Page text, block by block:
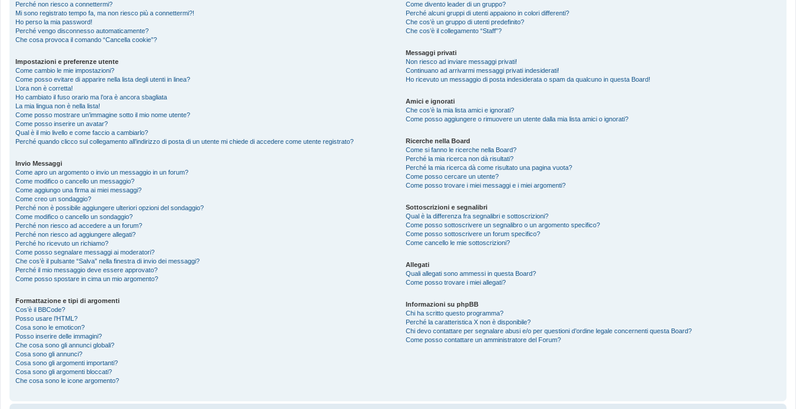
Perché non riesco a connettermi?
Mi sono registrato tempo fa, ma non riesco più a connettermi?!
Ho perso la mia password!
Perché vengo disconnesso automaticamente?
Che cosa provoca il comando “Cancella cookie”?
Impostazioni e preferenze utente
Come cambio le mie impostazioni?
Come posso evitare di apparire nella lista degli utenti in linea?
L’ora non è corretta!
Ho cambiato il fuso orario ma l’ora è ancora sbagliata
La mia lingua non è nella lista!
Come posso mostrare un’immagine sotto il mio nome utente?
Come posso inserire un avatar?
Qual è il mio livello e come faccio a cambiarlo?
Perché quando clicco sul collegamento all’indirizzo di posta di un utente mi chiede di accedere come utente registrato?
Invio Messaggi
Come apro un argomento o invio un messaggio in un forum?
Come modifico o cancello un messaggio?
Come aggiungo una firma ai miei messaggi?
Come creo un sondaggio?
Perché non è possibile aggiungere ulteriori opzioni del sondaggio?
Come modifico o cancello un sondaggio?
Perché non riesco ad accedere a un forum?
Perché non riesco ad aggiungere allegati?
Perché ho ricevuto un richiamo?
Come posso segnalare messaggi ai moderatori?
Che cos’è il pulsante “Salva” nella finestra di invio dei messaggi?
Perché il mio messaggio deve essere approvato?
Come posso spostare in cima un mio argomento?
Formattazione e tipi di argomenti
Cos’è il BBCode?
Posso usare l’HTML?
Cosa sono le emoticon?
Posso inserire delle immagini?
Che cosa sono gli annunci globali?
Cosa sono gli annunci?
Cosa sono gli argomenti importanti?
Cosa sono gli argomenti bloccati?
Che cosa sono le icone argomento?
Come divento leader di un gruppo?
Perché alcuni gruppi di utenti appaiono in colori differenti?
Che cos’è un gruppo di utenti predefinito?
Che cos’è il collegamento “Staff”?
Messaggi privati
Non riesco ad inviare messaggi privati!
Continuano ad arrivarmi messaggi privati indesiderati!
Ho ricevuto un messaggio di posta indesiderata o spam da qualcuno in questa Board!
Amici e ignorati
Che cos’è la mia lista amici e ignorati?
Come posso aggiungere o rimuovere un utente dalla mia lista amici o ignorati?
Ricerche nella Board
Come si fanno le ricerche nella Board?
Perché la mia ricerca non dà risultati?
Perché la mia ricerca dà come risultato una pagina vuota?
Come posso cercare un utente?
Come posso trovare i miei messaggi e i miei argomenti?
Sottoscrizioni e segnalibri
Qual è la differenza fra segnalibri e sottoscrizioni?
Come posso sottoscrivere un segnalibro o un argomento specifico?
Come posso sottoscrivere un forum specifico?
Come cancello le mie sottoscrizioni?
Allegati
Quali allegati sono ammessi in questa Board?
Come posso trovare i miei allegati?
Informazioni su phpBB
Chi ha scritto questo programma?
Perché la caratteristica X non è disponibile?
Chi devo contattare per segnalare abusi e/o per questioni d’ordine legale concernenti questa Board?
Come posso contattare un amministratore del Forum?